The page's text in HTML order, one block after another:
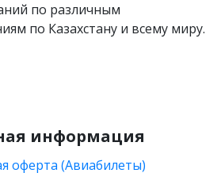
по различным
по Казахстану и всему миру.
информация
оферта (Авиабилеты)